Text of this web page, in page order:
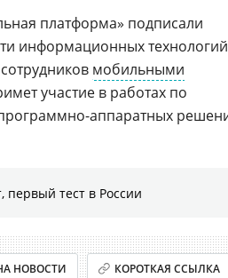
платформа» подписали
информационных
мобильными
участие в работах по
аппаратных
тест в России
НОВОСТИ КОРОТКАЯ ССЫЛКА